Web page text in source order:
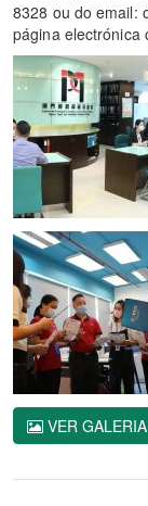
8328 ou do email:
página electrónica
VER GALERIA